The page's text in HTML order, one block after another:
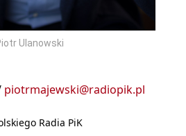
Ulanowski
piotrmajewski@radiopik.pl
Radia PiK